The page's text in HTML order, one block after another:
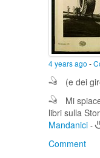
4 years ago -
(e dei
Mi
libri sulla
Mandanici -
Comment